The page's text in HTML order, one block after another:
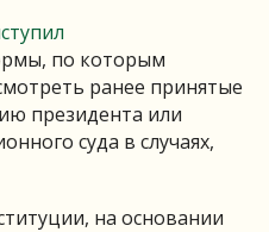
по которым
ранее принятые
президента или
суда в случаях,
на основании